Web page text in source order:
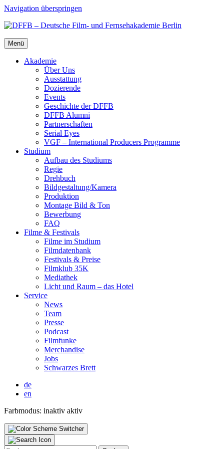
Navigation überspringen
Menü
Aka­de­mie
Über Uns
Aus­stat­tung
Dozie­ren­de
Events
Geschich­te der DFFB
DFFB Alum­ni
Part­ner­schaf­ten
Seri­al Eyes
VGF – Inter­na­tio­nal Pro­du­cers Pro­gram­me
Stu­di­um
Auf­bau des Stu­di­ums
Regie
Dreh­buch
Bildgestaltung/​​Kamera
Pro­duk­ti­on
Mon­ta­ge Bild & Ton
Bewer­bung
FAQ
Fil­me & Fes­ti­vals
Fil­me im Stu­di­um
Film­da­ten­bank
Fes­ti­vals & Prei­se
Film­klub 35K
Media­thek
Licht und Raum – das Hotel
Ser­vice
News
Team
Pres­se
Pod­cast
Film­fun­ke
Mer­chan­di­se
Jobs
Schwar­zes Brett
de
en
Farbmodus: inaktiv aktiv